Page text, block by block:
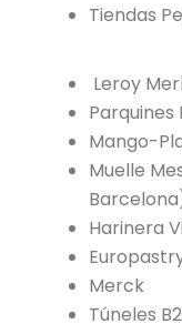
Tiendas
Leroy
Parquines
Mango-
Muelle
Barce
Harinera
Merck
Túneles